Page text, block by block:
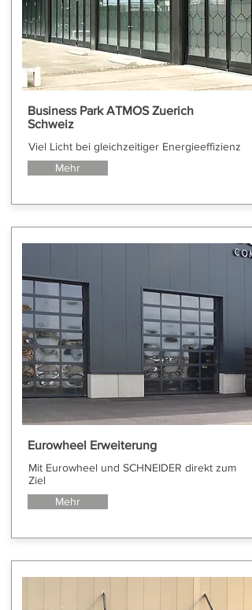
Viel Licht bei gleichzeitiger Energieeffizienz
Business Park ATMOS Zuerich
Schweiz
Mehr
Mit Eurowheel und SCHNEIDER direkt zum
Ziel
Eurowheel Erweiterung
Mehr